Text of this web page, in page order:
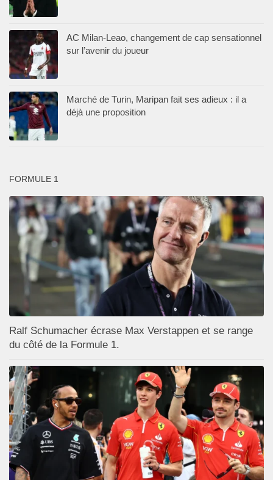
AC Milan-Leao, changement de cap sensationnel
sur l’avenir du joueur
Marché de Turin, Maripan fait ses adieux : il a
déjà une proposition
FORMULE 1
Ralf Schumacher écrase Max Verstappen et se range
du côté de la Formule 1.